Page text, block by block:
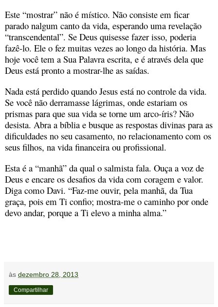
Este “mostrar” não é místico. Não consiste em ficar
parado nalgum canto da vida, esperando uma revelação
“transcendental”. Se Deus quisesse fazer isso, poderia
fazê-lo. Ele o fez muitas vezes ao longo da história. Mas
hoje você tem a Sua Palavra escrita, e é através dela que
Deus está pronto a mostrar-lhe as saídas.
Nada está perdido quando Jesus está no controle da vida.
Se você não derramasse lágrimas, onde estariam os
prismas para que sua vida se torne um arco-íris? Não
desista. Abra a bíblia e busque as respostas divinas para as
dificuldades no seu casamento, no relacionamento com os
seus filhos, na vida financeira ou profissional.
Esta é a “manhã” da qual o salmista fala. Ouça a voz de
Deus e encare os desafios da vida com coragem e valor.
Diga como Davi. “Faz-me ouvir, pela manhã, da Tua
graça, pois em Ti confio; mostra-me o caminho por onde
devo andar, porque a Ti elevo a minha alma.”
às dezembro 28, 2013
Compartilhar